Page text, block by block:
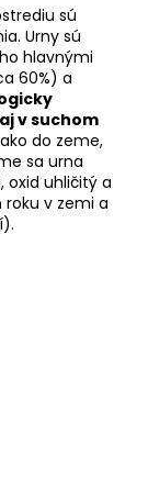
sú
Urny sú
hlavnými
60%) a
v suchom
do zeme,
sa urna
oxid uhličitý a
v zemi a